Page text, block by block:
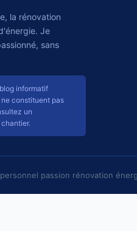
la rénovation
Je
sans
informatif
constituent pas
un
passion rénovation